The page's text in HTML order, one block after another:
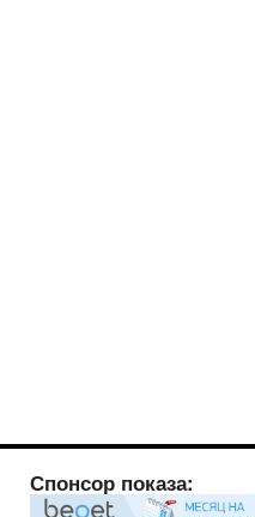
Спонсор показа: